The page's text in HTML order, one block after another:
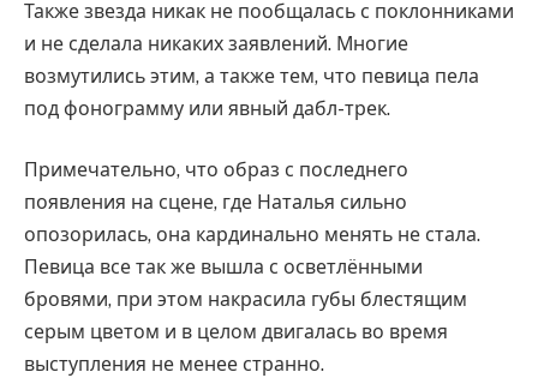
Также звезда никак не пообщалась с поклонниками
и не сделала никаких заявлений. Многие
возмутились этим, а также тем, что певица пела
под фонограмму или явный дабл-трек.
Примечательно, что образ с последнего
появления на сцене, где Наталья сильно
опозорилась, она кардинально менять не стала.
Певица все так же вышла с осветлёнными
бровями, при этом накрасила губы блестящим
серым цветом и в целом двигалась во время
выступления не менее странно.